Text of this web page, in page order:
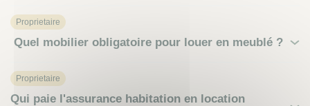
Proprietaire
Quel mobilier obligatoire pour louer en meublé ?
Proprietaire
Qui paie l'assurance habitation en location